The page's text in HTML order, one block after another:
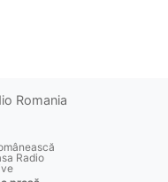
Romania
Radio